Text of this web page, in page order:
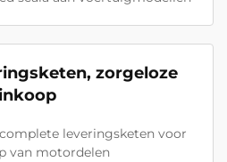
zorgeloze
inkoop
leveringsketen voor
van motordelen